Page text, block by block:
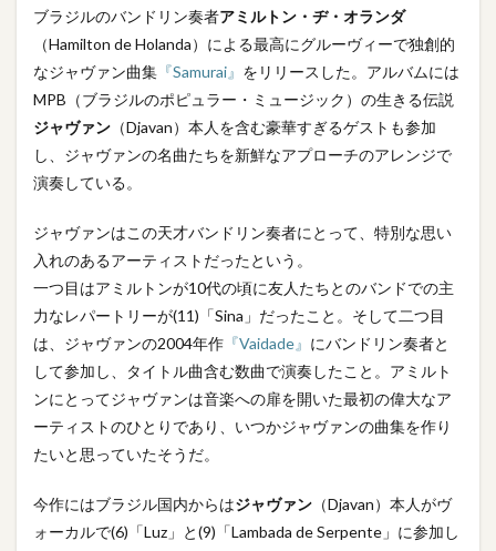
ブラジルのバンドリン奏者アミルトン・ヂ・オランダ
（Hamilton de Holanda）による最高にグルーヴィーで独創的
なジャヴァン曲集 『Samurai』 をリリースした。アルバムには
MPB（ブラジルのポピュラー・ミュージック）の生きる伝説
ジャヴァン （Djavan）本人を含む豪華すぎるゲストも参加
し、ジャヴァンの名曲たちを新鮮なアプローチのアレンジで
演奏している。
ジャヴァンはこの天才バンドリン奏者にとって、特別な思い
入れのあるアーティストだったという。
一つ目はアミルトンが10代の頃に友人たちとのバンドでの主
力なレパートリーが(11)「Sina」だったこと。そして二つ目
は、ジャヴァンの2004年作 『Vaidade』 にバンドリン奏者と
して参加し、タイトル曲含む数曲で演奏したこと。アミルト
ンにとってジャヴァンは音楽への扉を開いた最初の偉大なア
ーティストのひとりであり、いつかジャヴァンの曲集を作り
たいと思っていたそうだ。
今作にはブラジル国内からはジャヴァン （Djavan）本人がヴ
ォーカルで(6)「Luz」と(9)「Lambada de Serpente」に参加し